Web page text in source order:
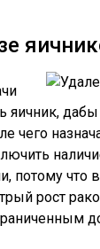
дабы
чего
потому что
рост